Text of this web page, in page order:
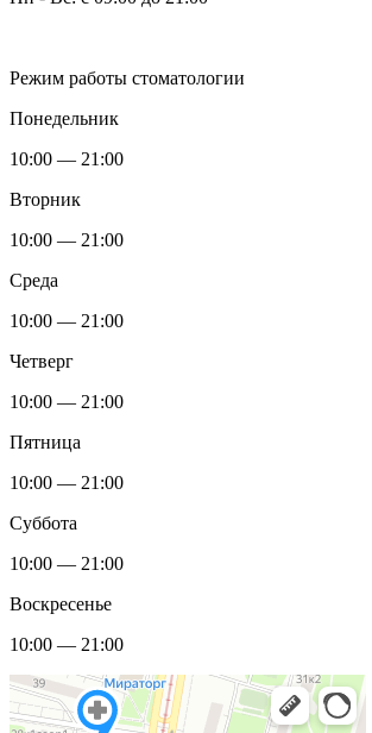
Режим работы стоматологии
Понедельник
10:00 — 21:00
Вторник
10:00 — 21:00
Среда
10:00 — 21:00
Четверг
10:00 — 21:00
Пятница
10:00 — 21:00
Суббота
10:00 — 21:00
Воскресенье
10:00 — 21:00